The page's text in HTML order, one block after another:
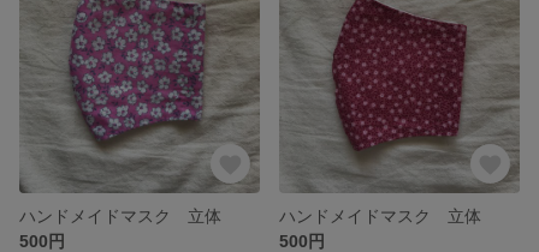
ハンドメイドマスク 立体
500円
ハンドメイドマスク 立体
500円